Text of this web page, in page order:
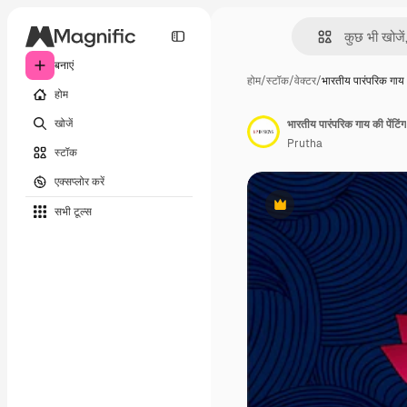
बनाएं
होम
खोजें
स्टॉक
एक्सप्लोर करें
सभी टूल्‍स
होम/स्टॉक/वेक्टर/भारतीय पारंपरिक
Premium
भारतीय पारंपरिक गाय की पेंटिंग
Prutha